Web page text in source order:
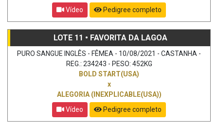
Vídeo
Pedigree completo
LOTE 11 • FAVORITA DA LAGOA
PURO SANGUE INGLÊS - FÊMEA - 10/08/2021 - CASTANHA -
REG.: 234243 - PESO: 452KG
BOLD START(USA)
x
ALEGORIA (INEXPLICABLE(USA))
Vídeo
Pedigree completo